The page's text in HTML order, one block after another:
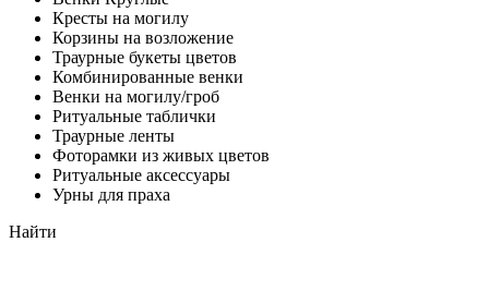
Кресты на могилу
Корзины на возложение
Траурные букеты цветов
Комбинированные венки
Венки на могилу/гроб
Ритуальные таблички
Траурные ленты
Фоторамки из живых цветов
Ритуальные аксессуары
Урны для праха
Найти